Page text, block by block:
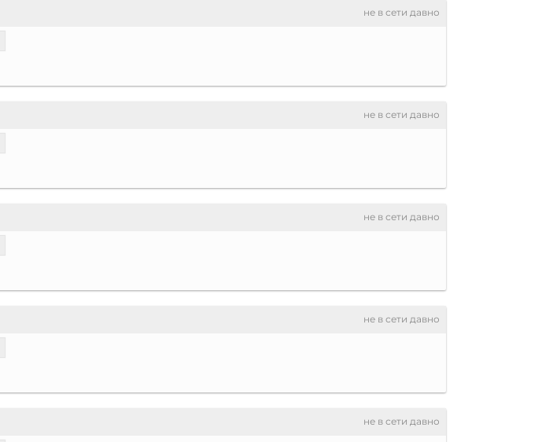
не в сети давно
не в сети давно
не в сети давно
не в сети давно
не в сети давно